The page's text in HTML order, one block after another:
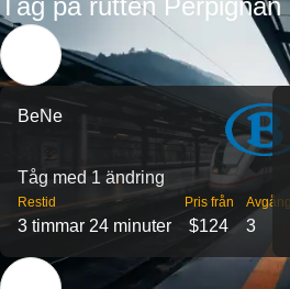
Tåg på rutten Perpignan
BeNe
Tåg med 1 ändring
Restid
3 timmar 24 minuter
Pris från
$124 3